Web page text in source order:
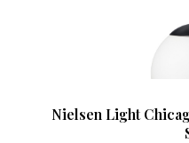
Nielsen Light